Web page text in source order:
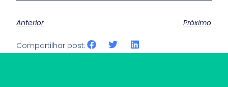
Anterior Próximo
Compartilhar post: